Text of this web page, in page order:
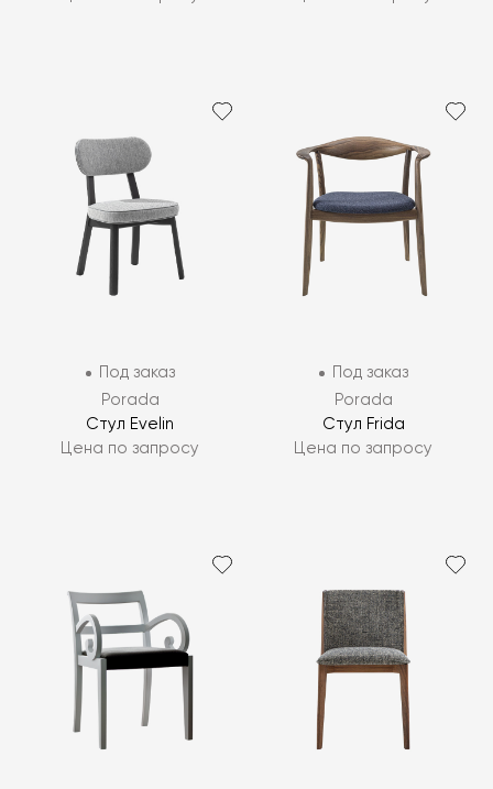
Под заказ
Porada
Стул Evelin
Цена по запросу
Под заказ
Porada
Стул Frida
Цена по запросу